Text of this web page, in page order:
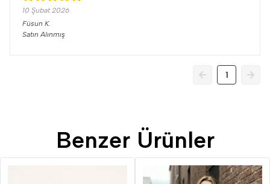
10 Şubat 2026
Füsun K.
Satın Alınmış
1
Benzer Ürünler